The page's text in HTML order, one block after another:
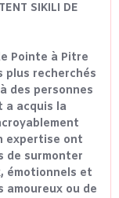
SIKILI DE
Pointe à Pitre
plus recherchés
des personnes
a acquis la
expertise ont
de surmonter
émotionnels et
amoureux ou de